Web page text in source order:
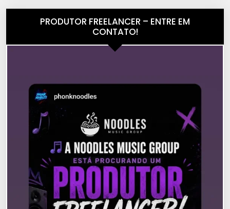
PRODUTOR FREELANCER – ENTRE EM
CONTATO!